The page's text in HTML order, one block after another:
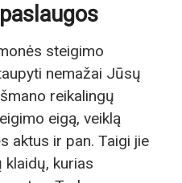
steigimo
nemažai Jūsų
reikalingų
eigą, veiklą
aktus ir pan. Taigi jie
kurias